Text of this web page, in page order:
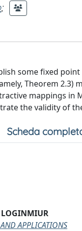
;
some fixed
Theorem 2.3)
mappings in
the validity of
Scheda
LOGINMIUR
APPLICATIONS